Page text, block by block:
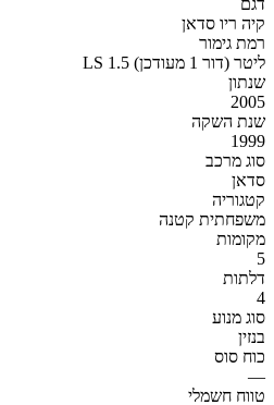
קיה ריו סדאן
רמת גימור
LS 1.5 ליטר (דור 1 מעודכן)
שנתון
2005
שנת השקה
1999
סוג מרכב
סדאן
קטגוריה
משפחתית קטנה
מקומות
5
דלתות
4
סוג מנוע
בנזין
כוח סוס
—
טווח חשמלי